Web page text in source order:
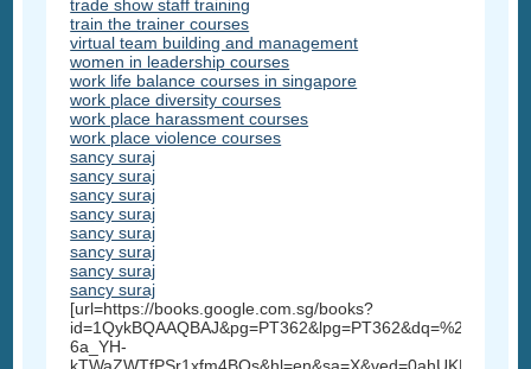
trade show staff training
train the trainer courses
virtual team building and management
women in leadership courses
work life balance courses in singapore
work place diversity courses
work place harassment courses
work place violence courses
sancy suraj
sancy suraj
sancy suraj
sancy suraj
sancy suraj
sancy suraj
sancy suraj
sancy suraj
[url=https://books.google.com.sg/books?
6a_YH-